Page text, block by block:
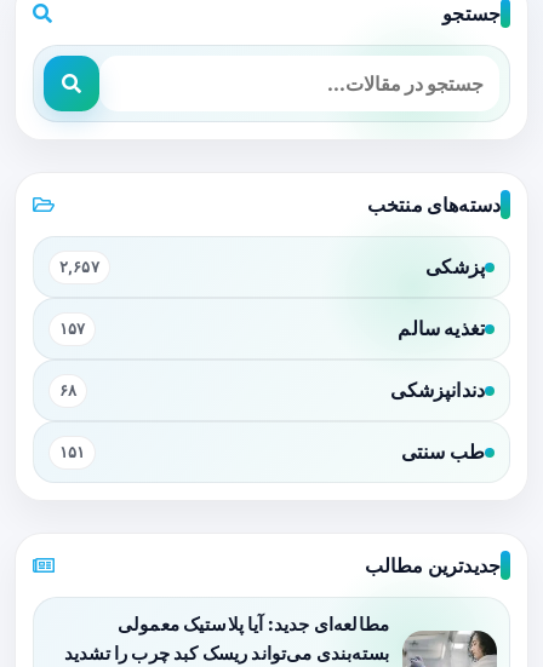
جستجو
دسته‌های منتخب
پزشکی ۲,۶۵۷
تغذیه سالم ۱۵۷
دندانپزشکی ۶۸
طب سنتی ۱۵۱
جدیدترین مطالب
مطالعه‌ای جدید: آیا پلاستیک معمولی
بسته‌بندی می‌تواند ریسک کبد چرب را تشدید